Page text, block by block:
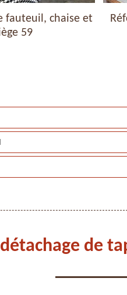
fauteuil, chaise et
59
de